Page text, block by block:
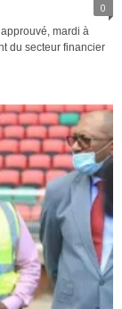
0
mardi à
du secteur financier